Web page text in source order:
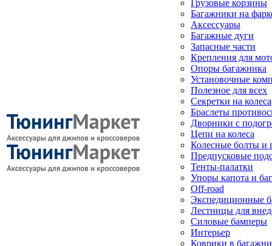
Грузовые корзины
Багажники на
Аксессуары
Багажные дуги
Запасные части
Крепления для
Опоры багажника
Установочные
Полезное для всех
Секретки на колеса
Браслеты
Дворники с
Цепи на колеса
Колесные болты и
Предпусковые
Тенты-палатки
Упоры капота и
Off-road
Экспедиционные
Лестницы для
Силовые бамперы
Интерьер
Коврики в